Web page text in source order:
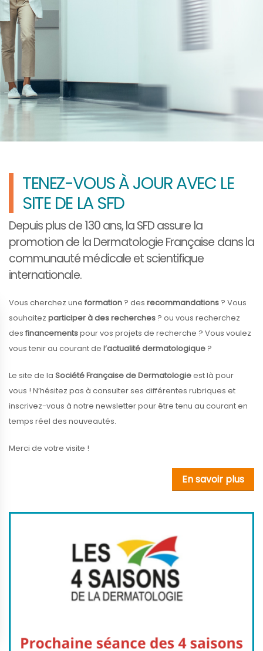
TENEZ-VOUS À JOUR AVEC LE
SITE DE LA SFD
Depuis plus de 130 ans, laSFDassure la
promotion de laDermatologie Française dans la
communauté médicale et scientifique
internationale.
Vous cherchez une formation ? des recommandations ? Vous
souhaitez participer à des recherches ? ou vous recherchez
des financementspour vos projets de recherche ? Vous voulez
vous tenir au courant de l’actualité dermatologique ?
Le site de la Société Française de Dermatologieest là pour
vous ! N’hésitez pas à consulter ses différentes rubriques et
inscrivez-vous à notre newsletter pour être tenu au courant en
temps réel des nouveautés.
Merci de votre visite !
En savoir plus